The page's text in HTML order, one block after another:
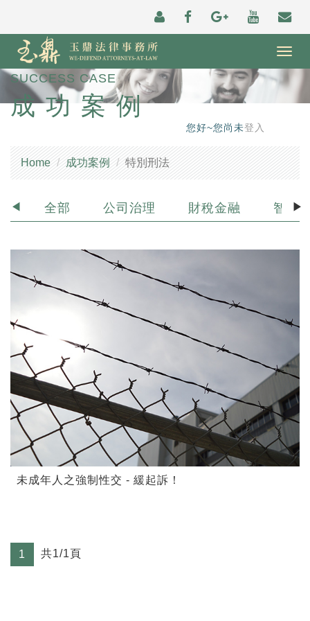
SUCCESS CASE
成功案例
您好~您尚未登入
Home 成功案例 特別刑法
全部 公司治理 財稅金融 智財
未成年人之強制性交 - 緩起訴！
1 共1/1頁